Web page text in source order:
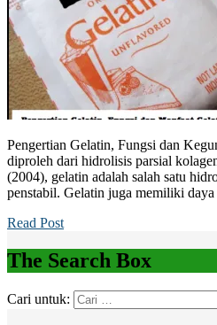
Pengertian Gelatin, Fungsi dan
diproleh dari hidrolisis parsial
(2004), gelatin adalah salah satu
penstabil. Gelatin juga memiliki
Read Post
The Search Box
Cari untuk: